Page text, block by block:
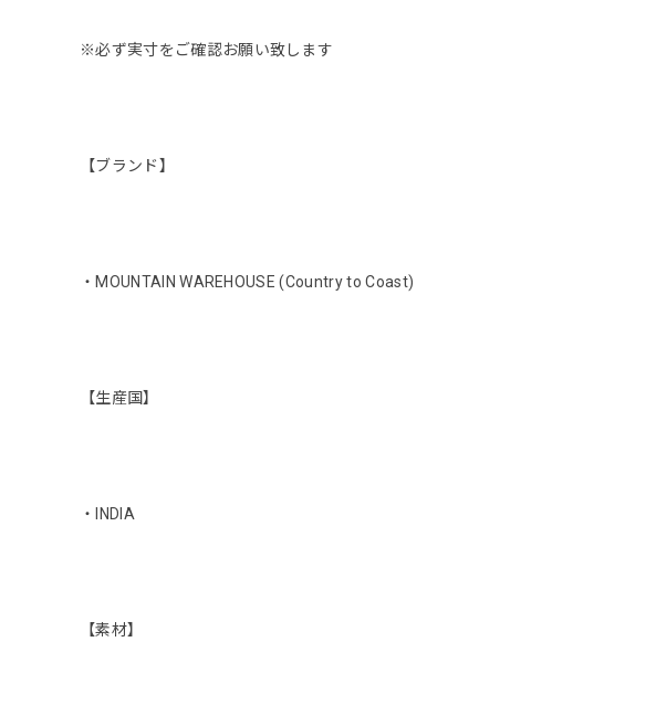
※必ず実寸をご確認お願い致します
【ブランド】
・MOUNTAIN WAREHOUSE (Country to Coast)
【生産国】
・INDIA
【素材】